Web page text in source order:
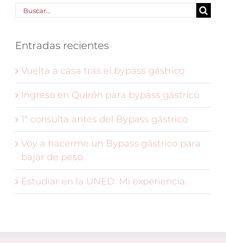
Buscar:
Entradas recientes
Vuelta a casa tras el bypass gástrico
Ingreso en Quirón para bypass gástrico
1ª consulta antes del Bypass gástrico
Voy a hacerme un Bypass gástrico para
bajar de peso.
Estudiar en la UNED. Mi experiencia.